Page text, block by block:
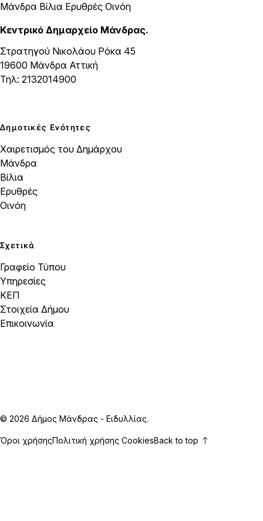
Μάνδρα Βίλια Ερυθρές Οινόη
Κεντρικό Δημαρχείο Μάνδρας.
Στρατηγού Νικολάου Ρόκα 45
19600 Μάνδρα Αττική
Τηλ: 2132014900
Δημοτικές Ενότητες
Χαιρετισμός του Δημάρχου
Μάνδρα
Βίλια
Ερυθρές
Οινόη
Σχετικά
Γραφείο Τύπου
Υπηρεσίες
ΚΕΠ
Στοιχεία Δήμου
Επικοινωνία
© 2026 Δήμος Μάνδρας - Ειδυλλίας.
Όροι χρήσηςΠολιτική χρήσης CookiesBack to top